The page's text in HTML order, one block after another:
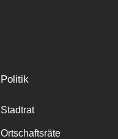
Politik
Stadtrat
Ortschaftsräte